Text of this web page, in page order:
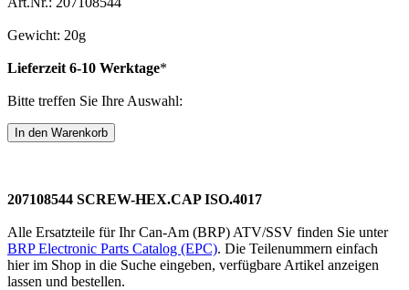
Gewicht: 20g
Lieferzeit 6-10 Werktage*
Bitte treffen Sie Ihre Auswahl:
207108544 SCREW-HEX.CAP ISO.4017
Alle Ersatzteile für Ihr Can-Am (BRP) ATV/SSV finden Sie unter
BRP Electronic Parts Catalog (EPC). Die Teilenummern einfach
hier im Shop in die Suche eingeben, verfügbare Artikel anzeigen
lassen und bestellen.